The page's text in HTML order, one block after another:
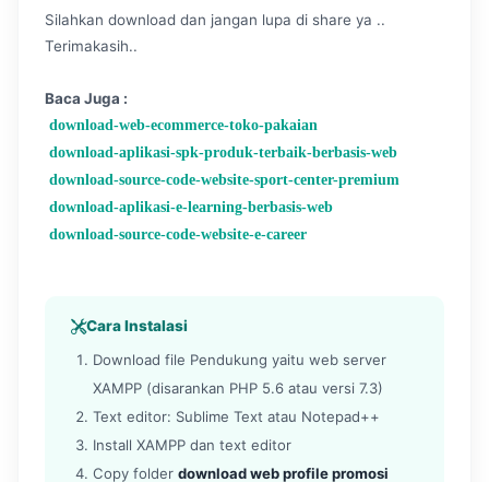
Silahkan download dan jangan lupa di share ya ..
Terimakasih..
Baca Juga :
download-web-ecommerce-toko-pakaian
download-aplikasi-spk-produk-terbaik-berbasis-web
download-source-code-website-sport-center-premium
download-aplikasi-e-learning-berbasis-web
download-source-code-website-e-career
Cara Instalasi
Download file Pendukung yaitu web server
XAMPP (disarankan PHP 5.6 atau versi 7.3)
Text editor: Sublime Text atau Notepad++
Install XAMPP dan text editor
Copy folder download web profile promosi